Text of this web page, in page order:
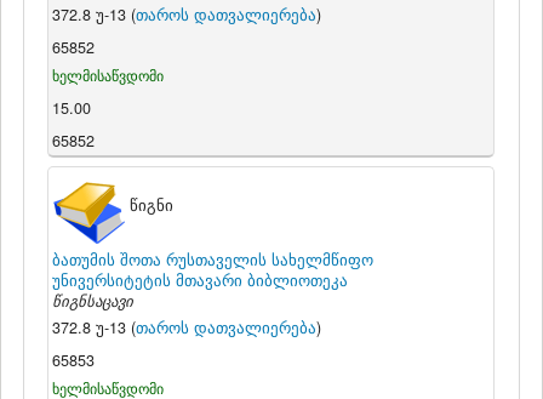
372.8 უ-13 (თაროს დათვალიერება)
65852
ხელმისაწვდომი
15.00
65852
წიგნი
ბათუმის შოთა რუსთაველის სახელმწიფო
უნივერსიტეტის მთავარი ბიბლიოთეკა
წიგნსაცავი
372.8 უ-13 (თაროს დათვალიერება)
65853
ხელმისაწვდომი